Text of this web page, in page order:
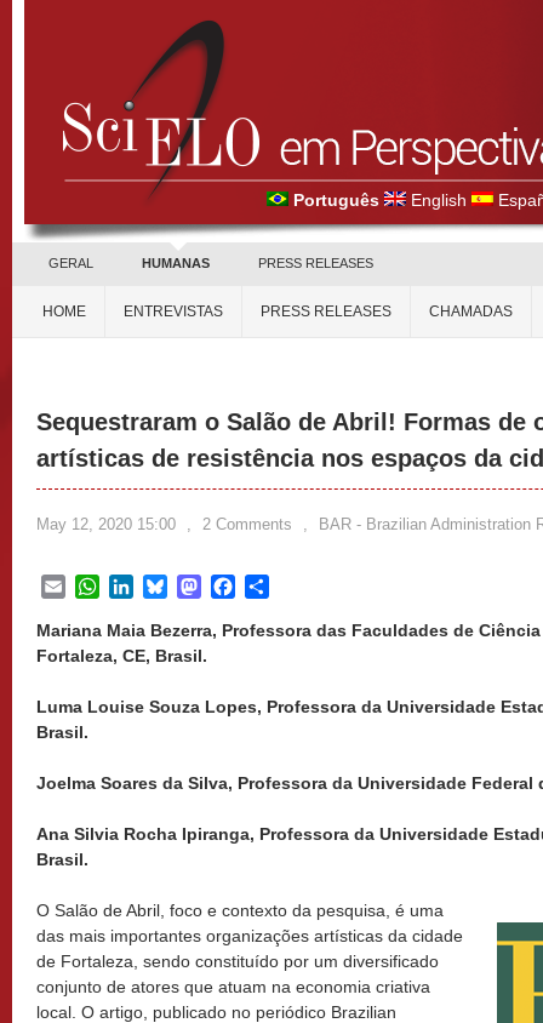
Português English
GERAL HUMANAS PRESS RELEASES
HOME ENTREVISTAS PRESS RELEASES CHAMADAS
Sequestraram o Salão de Abril! Formas de
artísticas de resistência nos espaços da
May 12, 2020 15:00 , 2 Comments , BAR - Brazilian Administration
EmailWhatsApp
LinkedInBlueskyMastodonFacebook
Mariana Maia Bezerra, Professora das Faculdades de
Fortaleza, CE, Brasil.
Luma Louise Souza Lopes, Professora da Universidade
Brasil.
Joelma Soares da Silva, Professora da Universidade Federal
Ana Silvia Rocha Ipiranga, Professora da Universidade
Brasil.
O Salão de Abril, foco e contexto da pesquisa, é uma
das mais importantes organizações artísticas da cidade
de Fortaleza, sendo constituído por um diversificado
conjunto de atores que atuam na economia criativa
local. O artigo, publicado no periódico Brazilian